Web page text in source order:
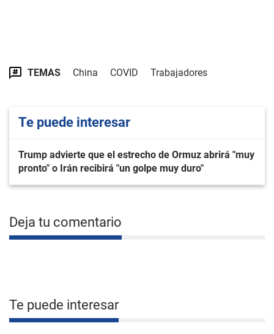
TEMAS China COVID Trabajadores
Te puede interesar
Trump advierte que el estrecho de Ormuz abrirá "muy
pronto" o Irán recibirá "un golpe muy duro"
Deja tu comentario
Te puede interesar